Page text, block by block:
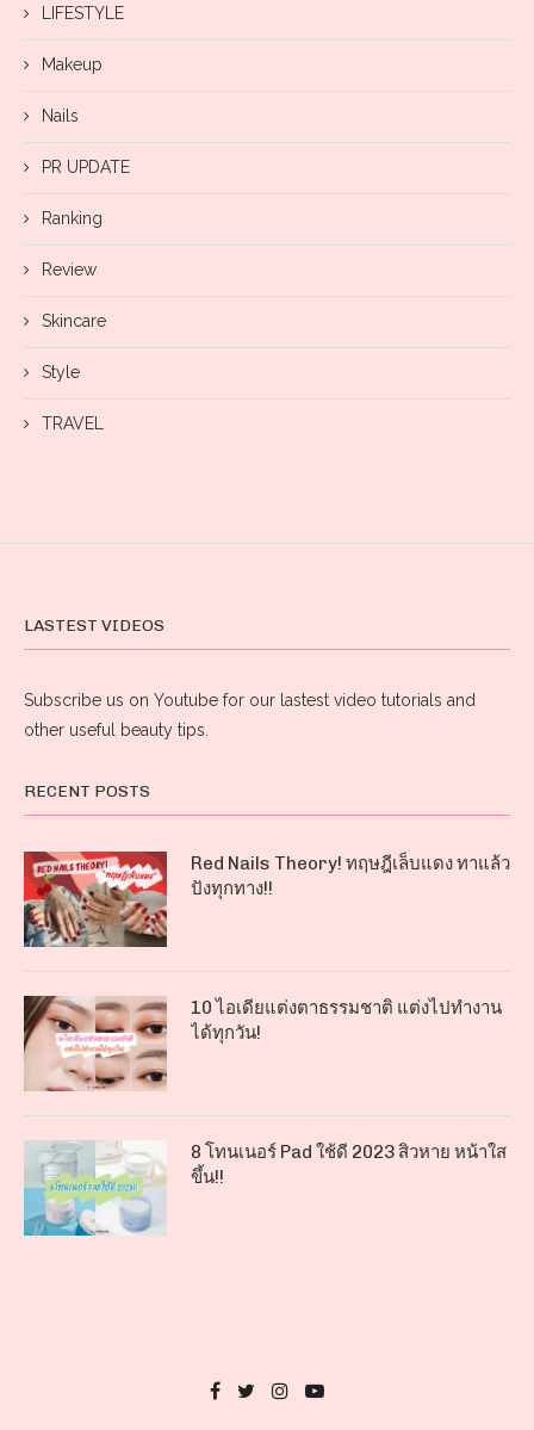
LIFESTYLE
Makeup
Nails
PR UPDATE
Ranking
Review
Skincare
Style
TRAVEL
LASTEST VIDEOS
Subscribe us on Youtube for our lastest video tutorials and
other useful beauty tips.
RECENT POSTS
Red Nails Theory! ทฤษฎีเล็บแดง ทาแล้ว
ปังทุกทาง!!
10 ไอเดียแต่งตาธรรมชาติ แต่งไปทำงาน
ได้ทุกวัน!
8 โทนเนอร์ Pad ใช้ดี 2023 สิวหาย หน้าใส
ขึ้น!!